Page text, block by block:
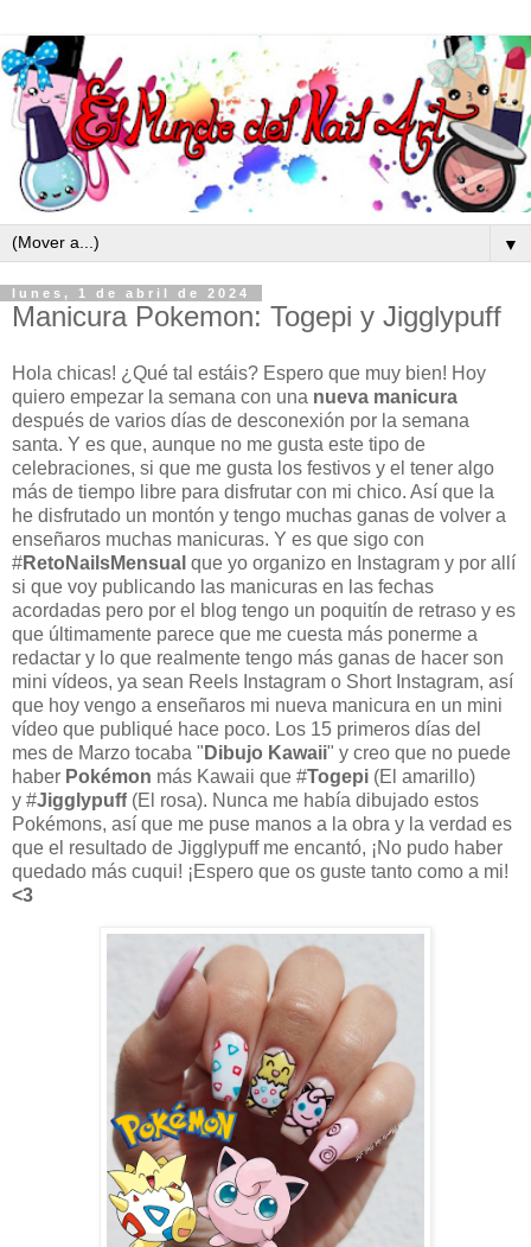
▼
lunes, 1 de abril de 2024
Manicura Pokemon: Togepi y Jigglypuff
Hola chicas! ¿Qué tal estáis? Espero que muy bien! Hoy
quiero empezar la semana con una nueva manicura
después de varios días de desconexión por la semana
santa. Y es que, aunque no me gusta este tipo de
celebraciones, si que me gusta los festivos y el tener algo
más de tiempo libre para disfrutar con mi chico. Así que la
he disfrutado un montón y tengo muchas ganas de volver a
enseñaros muchas manicuras. Y es que sigo con
#RetoNailsMensual que yo organizo en Instagram y por allí
si que voy publicando las manicuras en las fechas
acordadas pero por el blog tengo un poquitín de retraso y es
que últimamente parece que me cuesta más ponerme a
redactar y lo que realmente tengo más ganas de hacer son
mini vídeos, ya sean Reels Instagram o Short Instagram, así
que hoy vengo a enseñaros mi nueva manicura en un mini
vídeo que publiqué hace poco. Los 15 primeros días del
mes de Marzo tocaba " Dibujo Kawaii" y creo que no puede
haber Pokémon más Kawaii que #Togepi (El amarillo)
y #Jigglypuff (El rosa). Nunca me había dibujado estos
Pokémons, así que me puse manos a la obra y la verdad es
que el resultado de Jigglypuff me encantó, ¡No pudo haber
quedado más cuqui! ¡Espero que os guste tanto como a mi!
<3